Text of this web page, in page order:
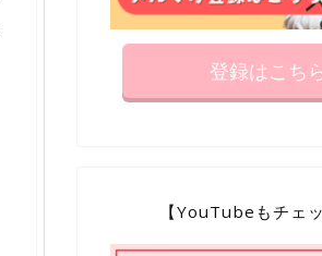
登録はこち
【YouTubeもチェ